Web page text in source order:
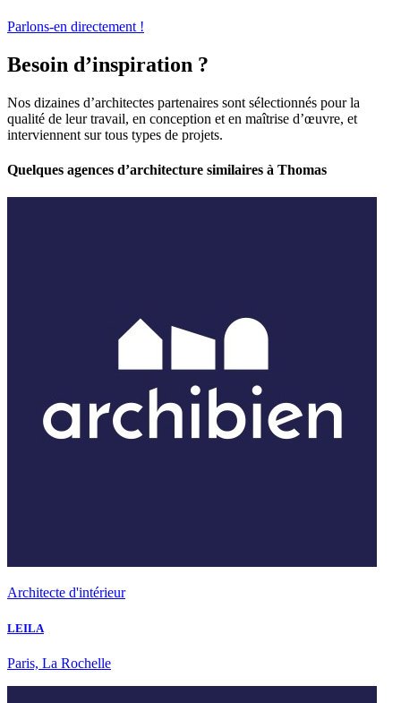
Parlons-en directement !
Besoin d’inspiration ?
Nos dizaines d’architectes partenaires sont sélectionnés pour la
qualité de leur travail, en conception et en maîtrise d’œuvre, et
interviennent sur tous types de projets.
Quelques agences d’architecture similaires à Thomas
Architecte d'intérieur
LEILA
Paris, La Rochelle